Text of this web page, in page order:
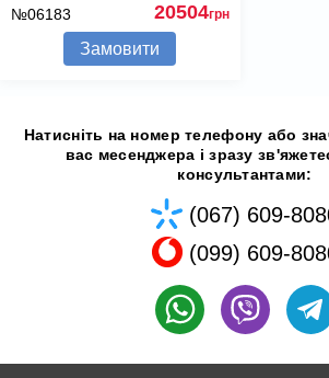
№06183 20504грн
Замовити
Натисніть на номер телефону або
вас месенджера і зразу
консультантами:
(067) 609-
(099) 609-